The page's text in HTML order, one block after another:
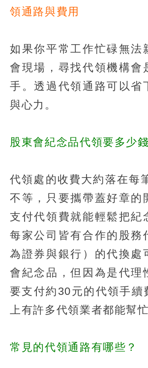
領通路與費用
如果你平常工作忙碌無法
會現場，尋找代領機構會
手。透過代領通路可以省
與心力。
股東會紀念品代領要多少
代領處的收費大約落在每
不等，只要攜帶蓋好章的
支付代領費就能輕鬆把紀
每家公司皆有合作的股務
為證券與銀行）的代換處
會紀念品，但因為是代理
要支付約30元的代領手續
上有許多代領業者都能幫忙
常見的代領通路有哪些？